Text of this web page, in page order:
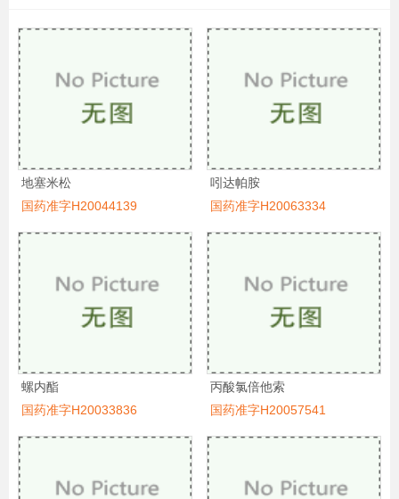
地塞米松
国药准字H20044139
吲达帕胺
国药准字H20063334
螺内酯
国药准字H20033836
丙酸氯倍他索
国药准字H20057541